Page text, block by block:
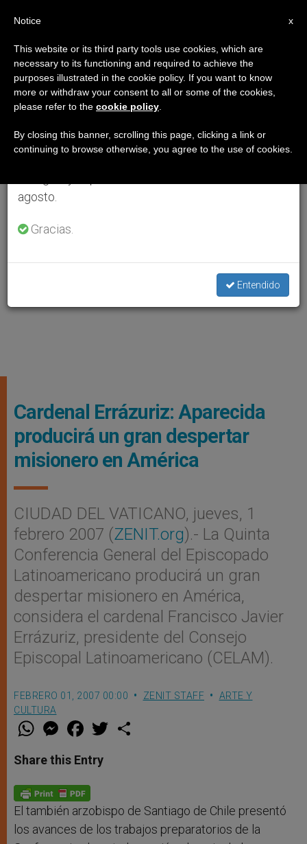
Cardenal Errázuriz: Aparecida
producirá un gran despertar
misionero en América
CIUDAD DEL VATICANO, jueves, 1
febrero 2007 (ZENIT.org).- La Quinta
Conferencia General del Episcopado
Latinoamericano producirá un gran
despertar misionero en América,
considera el cardenal Francisco Javier
Errázuriz, presidente del Consejo
Episcopal Latinoamericano (CELAM).
FEBRERO 01, 2007 00:00 ZENIT STAFF
ARTE Y
CULTURA
W
t
s
p
p
M
e
s
e
g
e
r
F
a
e
b
o
k
w
Share this Entry
El también arzobispo de Santiago de Chile presentó
los avances de los trabajos preparatorios de la
×
Aviso importante
Del 27 de julio al 7 de agosto haremos la pausa
anual, aprovechando que en el periodo de verano
se generan menos informaciones y también el
agosto.
Gracias.
Entendido
x
Notice
This website or its third party tools use cookies, which are
necessary to its functioning and required to achieve the
purposes illustrated in the cookie policy. If you want to know
more or withdraw your consent to all or some of the cookies,
please refer to the cookie policy
By closing this banner, scrolling this page, clicking a link or
continuing to browse otherwise, you agree to the use of cookies.